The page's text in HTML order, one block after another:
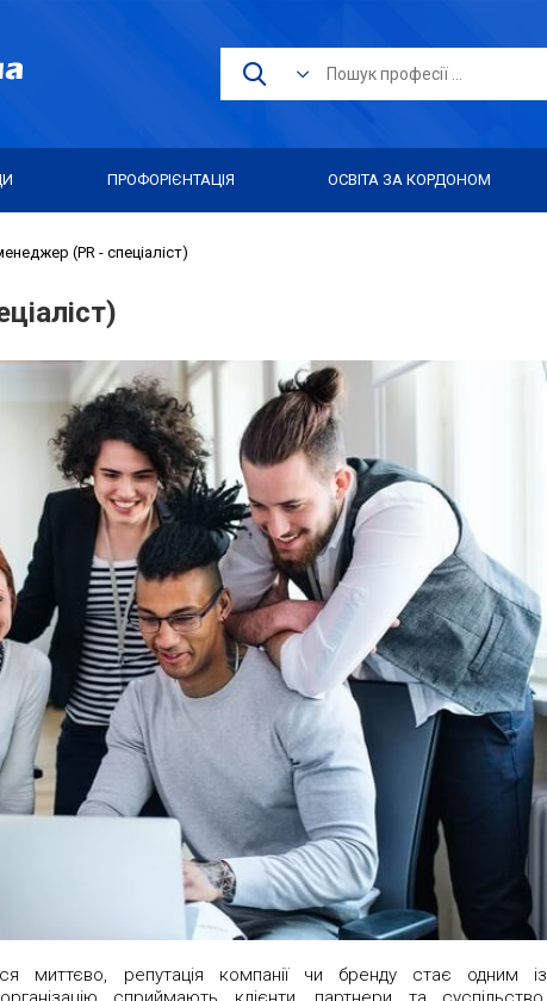
ПРОФОРІЄНТАЦІЯ ОСВІТА ЗА КОРДОНОМ
(PR - спеціаліст)
миттєво, репутація компанії чи бренду стає одним із